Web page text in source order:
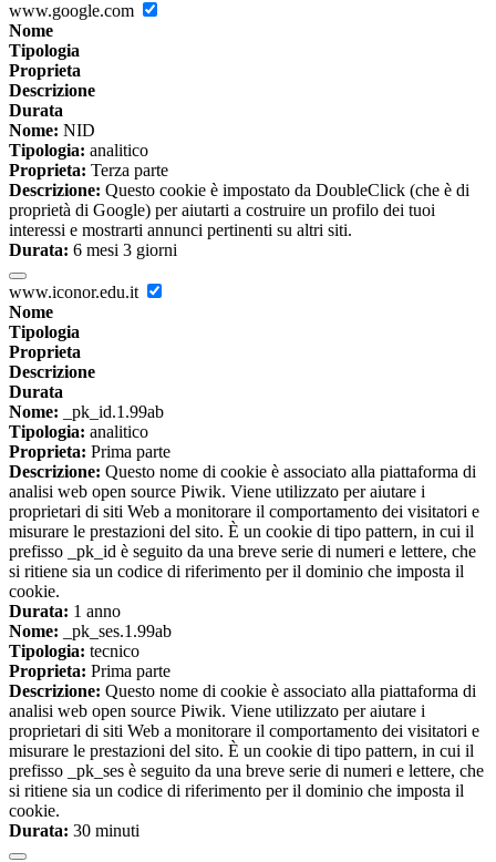
www.google.com
Nome
Tipologia
Proprieta
Descrizione
Durata
Nome: NID
Tipologia: analitico
Proprieta: Terza parte
Descrizione: Questo cookie è impostato da DoubleClick (che è di
proprietà di Google) per aiutarti a costruire un profilo dei tuoi
interessi e mostrarti annunci pertinenti su altri siti.
Durata: 6 mesi 3 giorni
www.iconor.edu.it
Nome
Tipologia
Proprieta
Descrizione
Durata
Nome: _pk_id.1.99ab
Tipologia: analitico
Proprieta: Prima parte
Descrizione: Questo nome di cookie è associato alla piattaforma di
analisi web open source Piwik. Viene utilizzato per aiutare i
proprietari di siti Web a monitorare il comportamento dei visitatori e
misurare le prestazioni del sito. È un cookie di tipo pattern, in cui il
prefisso _pk_id è seguito da una breve serie di numeri e lettere, che
si ritiene sia un codice di riferimento per il dominio che imposta il
cookie.
Durata: 1 anno
Nome: _pk_ses.1.99ab
Tipologia: tecnico
Proprieta: Prima parte
Descrizione: Questo nome di cookie è associato alla piattaforma di
analisi web open source Piwik. Viene utilizzato per aiutare i
proprietari di siti Web a monitorare il comportamento dei visitatori e
misurare le prestazioni del sito. È un cookie di tipo pattern, in cui il
prefisso _pk_ses è seguito da una breve serie di numeri e lettere, che
si ritiene sia un codice di riferimento per il dominio che imposta il
cookie.
Durata: 30 minuti